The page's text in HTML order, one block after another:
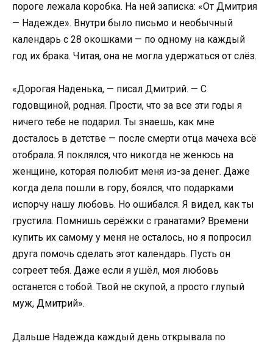
пороге лежала коробка. На ней записка: «От Дмитрия
— Надежде». Внутри было письмо и необычный
календарь с 28 окошками — по одному на каждый
год их брака. Читая, она не могла удержаться от слёз.
«Дорогая Наденька, — писал Дмитрий. — С
годовщиной, родная. Прости, что за все эти годы я
ничего тебе не подарил. Ты знаешь, как мне
досталось в детстве — после смерти отца мачеха всё
отобрала. Я поклялся, что никогда не женюсь на
женщине, которая полюбит меня из-за денег. Даже
когда дела пошли в гору, боялся, что подарками
испорчу нашу любовь. Но ошибался. Я видел, как ты
грустила. Помнишь серёжки с гранатами? Времени
купить их самому у меня не осталось, но я попросил
друга помочь сделать этот календарь. Пусть он
согреет тебя. Даже если я ушёл, моя любовь
останется с тобой. Твой не скупой, а просто глупый
муж, Дмитрий».
Дальше Надежда каждый день открывала по